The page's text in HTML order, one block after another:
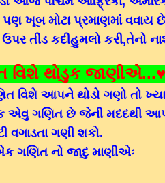
ખૂબ મોટા પ્રમાણમાં વવાય
તીડ કદીહુમલો કરી,તેનો
વિશે થોડુક
વિશે આપને થોડો ગણો તો
ગણિત છે જેની મદદથી આપ
ગણી શકો.
ગણિત નો જાદુ માણીએઃ